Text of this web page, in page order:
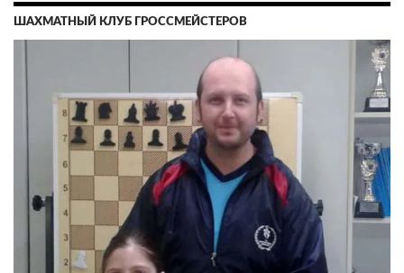
ШАХМАТНЫЙ КЛУБ ГРОССМЕЙСТЕРОВ